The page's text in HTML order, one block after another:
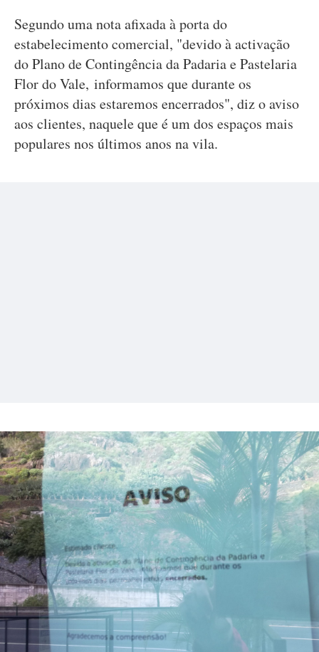
Segundo uma nota afixada à porta do
estabelecimento comercial, "devido à activação
do Plano de Contingência da Padaria e Pastelaria
Flor do Vale, informamos que durante os
próximos dias estaremos encerrados", diz o aviso
aos clientes, naquele que é um dos espaços mais
populares nos últimos anos na vila.